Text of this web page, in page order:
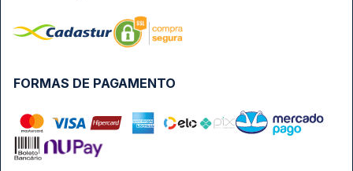
FORMAS DE PAGAMENTO